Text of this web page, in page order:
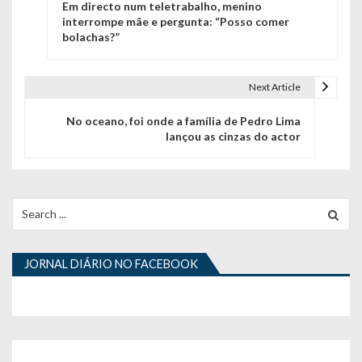
o
d
e
Em directo num teletrabalho, menino
interrompe mãe e pergunta: “Posso comer
bolachas?”
Next Article
No oceano, foi onde a família de Pedro Lima
lançou as cinzas do actor
for:
JORNAL DIÁRIO NO FACEBOOK